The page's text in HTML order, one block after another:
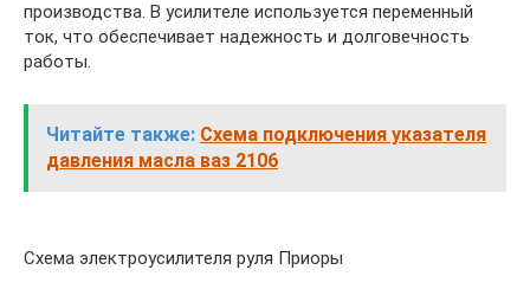
производства. В усилителе используется переменный
ток, что обеспечивает надежность и долговечность
работы.
Читайте также: Схема подключения указателя
давления масла ваз 2106
Схема электроусилителя руля Приоры